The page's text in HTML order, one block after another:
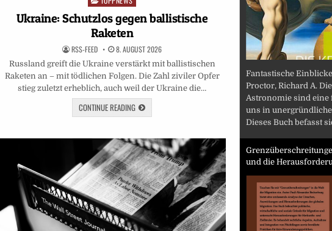
in
Ukraine: Schutzlos gegen ballistische
Raketen
RSS-FEED 8. AUGUST 2026
Russland greift die Ukraine verstärkt mit ballistischen
Raketen an – mit tödlichen Folgen. Die Zahl ziviler Opfer
stieg zuletzt erheblich, auch weil der Ukraine die…
CONTINUE READING
Fantastische
Proctor, Richard A.
Astronomie sind eine
uns in
Dieses Buch befasst
und die